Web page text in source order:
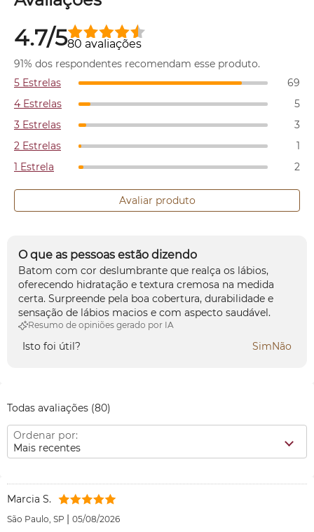
4.7/580 avaliações
91% dos respondentes recomendam esse produto.
5 Estrelas
69
4 Estrelas
5
3 Estrelas
3
2 Estrelas
1
1 Estrela
2
Avaliar produto
O que as pessoas estão dizendo
Batom com cor deslumbrante que realça os lábios,
oferecendo hidratação e textura cremosa na medida
certa. Surpreende pela boa cobertura, durabilidade e
sensação de lábios macios e com aspecto saudável.
Resumo de opiniões gerado por IA
Isto foi útil? SimNão
Todas avaliações (80)
Ordenar por:
Mais recentes
Marcia S.
São Paulo, SP | 05/08/2026